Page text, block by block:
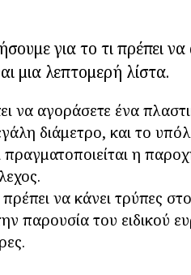
για το τι πρέπει
μια λεπτομερή λίστα.
να αγοράσετε ένα
διάμετρο, και το
πραγματοποιείται η
να κάνει τρύπες
παρουσία του ειδικού